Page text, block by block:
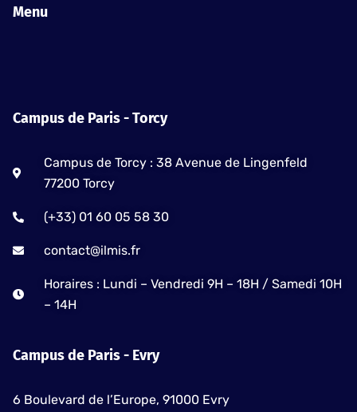
e
-
m
Menu
Campus de Paris - Torcy
Campus de Torcy : 38 Avenue de Lingenfeld
77200 Torcy
(+33) 01 60 05 58 30
contact@ilmis.fr
Horaires : Lundi – Vendredi 9H – 18H / Samedi 10H
– 14H
Campus de Paris - Evry
6 Boulevard de l’Europe, 91000 Evry